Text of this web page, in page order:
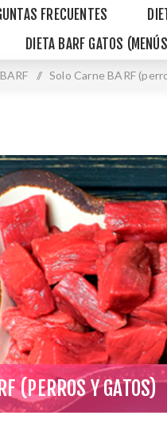
FRECUENTES
DIETA BARF GATOS
/ Solo Carne BARF
(PERROS Y GATOS)